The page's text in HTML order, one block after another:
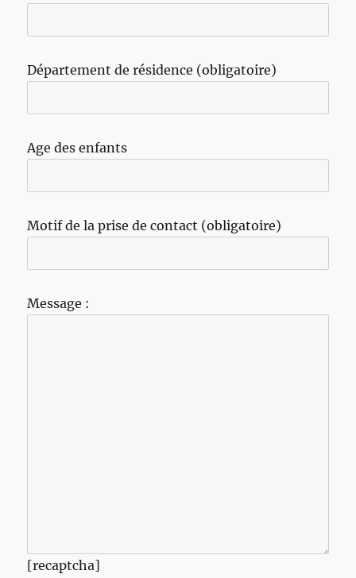
Département de résidence (obligatoire)
Age des enfants
Motif de la prise de contact (obligatoire)
Message :
[recaptcha]